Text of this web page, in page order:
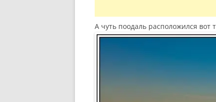
А чуть поодаль расположился